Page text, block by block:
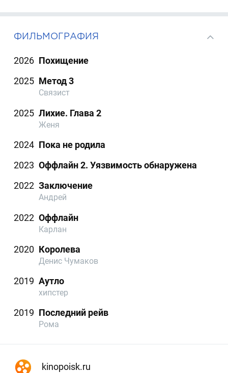
ФИЛЬМОГРАФИЯ
2026 Похищение
2025 Метод 3
Связист
2025 Лихие. Глава 2
Женя
2024 Пока не родила
2023 Оффлайн 2. Уязвимость обнаружена
2022 Заключение
Андрей
2022 Оффлайн
Карлан
2020 Королева
Денис Чумаков
2019 Аутло
хипстер
2019 Последний рейв
Рома
kinopoisk.ru